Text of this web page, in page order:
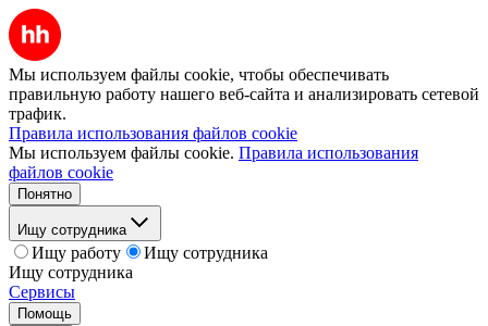
Мы используем файлы cookie, чтобы обеспечивать
правильную работу нашего веб-сайта и анализировать сетевой
трафик.
Правила использования файлов cookie
Мы используем файлы cookie. Правила использования
файлов cookie
Понятно
Ищу сотрудника
Ищу работу
Ищу сотрудника
Ищу сотрудника
Сервисы
Помощь